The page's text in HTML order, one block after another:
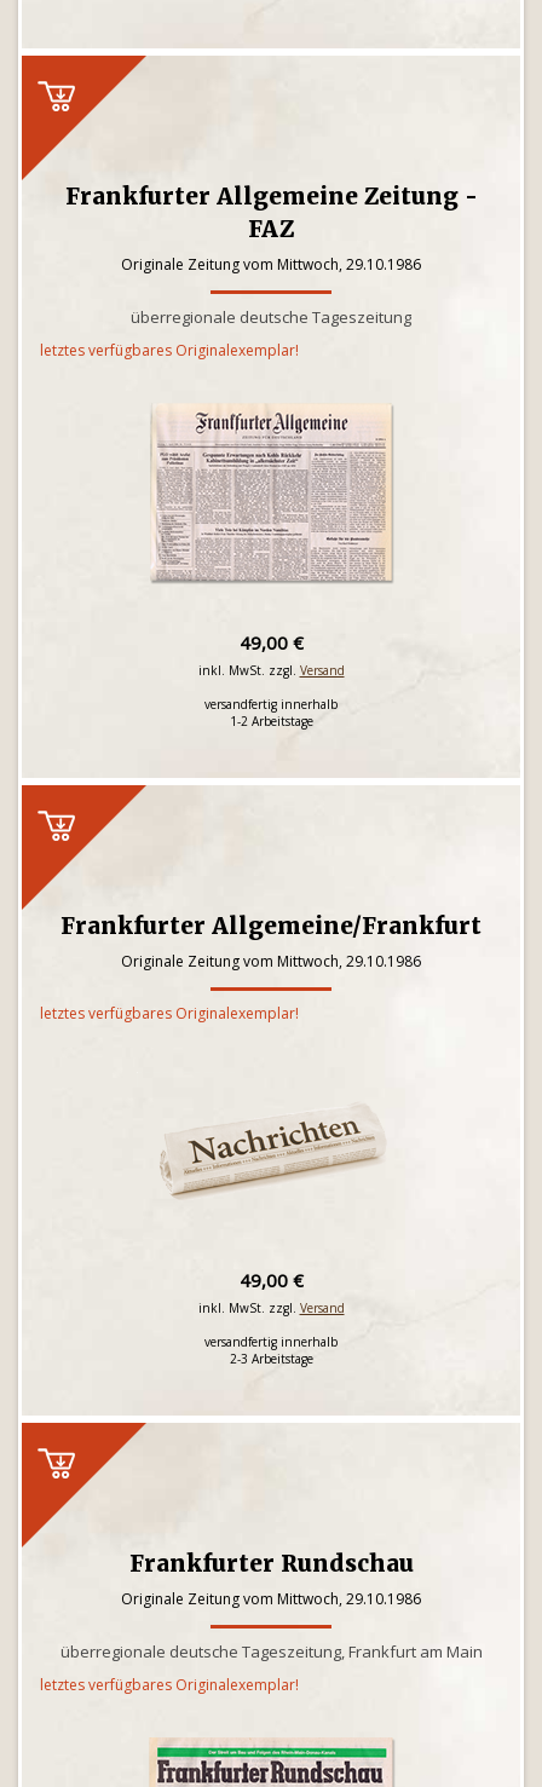
Frankfurter Allgemeine Zeitung -
FAZ
Originale Zeitung vom Mittwoch, 29.10.1986
überregionale deutsche Tageszeitung
letztes verfügbares Originalexemplar!
49,00 €
inkl. MwSt. zzgl. Versand
versandfertig innerhalb
1-2 Arbeitstage
Frankfurter Allgemeine/Frankfurt
Originale Zeitung vom Mittwoch, 29.10.1986
letztes verfügbares Originalexemplar!
49,00 €
inkl. MwSt. zzgl. Versand
versandfertig innerhalb
2-3 Arbeitstage
Frankfurter Rundschau
Originale Zeitung vom Mittwoch, 29.10.1986
überregionale deutsche Tageszeitung, Frankfurt am Main
letztes verfügbares Originalexemplar!